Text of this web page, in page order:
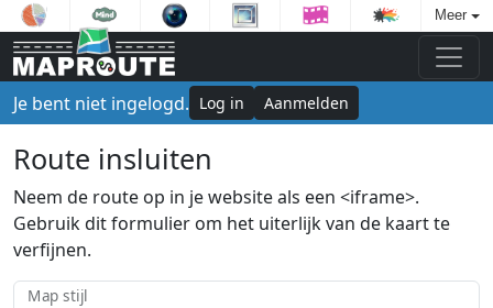
Meer
Je bent niet ingelogd. Log in Aanmelden
Route insluiten
Neem de route op in je website als een <iframe>.
Gebruik dit formulier om het uiterlijk van de kaart te
verfijnen.
Map stijl